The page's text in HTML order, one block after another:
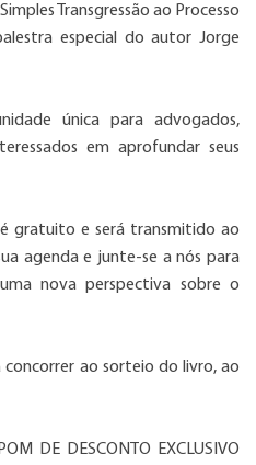
Transgressão ao Processo
especial do autor Jorge
única para advogados,
em aprofundar seus
gratuito e será transmitido ao
agenda e junte-se a nós para
nova perspectiva sobre o
concorrer ao sorteio do livro, ao
DE DESCONTO EXCLUSIVO